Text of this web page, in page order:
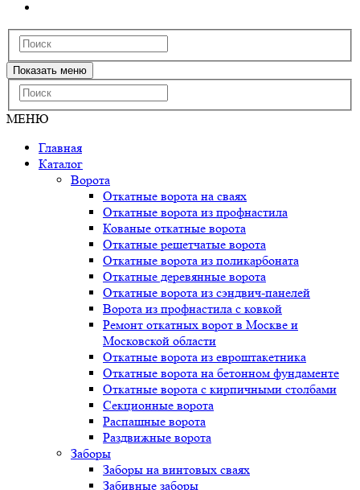
Показать меню
МЕНЮ
Главная
Каталог
Ворота
Откатные ворота на сваях
Откатные ворота из профнастила
Кованые откатные ворота
Откатные решетчатые ворота
Откатные ворота из поликарбоната
Откатные деревянные ворота
Откатные ворота из сэндвич-панелей
Ворота из профнастила с ковкой
Ремонт откатных ворот в Москве и
Московской области
Откатные ворота из евроштакетника
Откатные ворота на бетонном фундаменте
Откатные ворота с кирпичными столбами
Секционные ворота
Распашные ворота
Раздвижные ворота
Заборы
Заборы на винтовых сваях
Забивные заборы